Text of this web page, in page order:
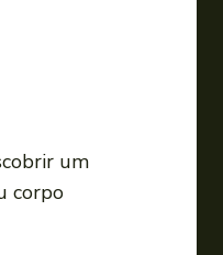
p
a
um
corpo